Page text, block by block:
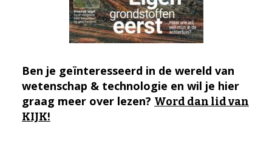
Ben je geïnteresseerd in de wereld van
wetenschap & technologie en wil je hier
graag meer over lezen? Word dan lid van
KIJK!